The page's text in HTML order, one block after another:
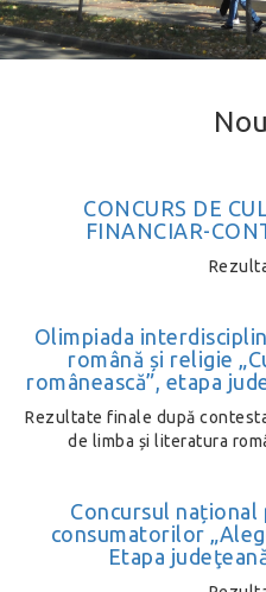
CONCURS DE
FINANCIAR-
Olimpiada
română și religie
românească”, etapa
Rezultate finale după
de limba și literatura
Concursul
consumatorilor
Etapa